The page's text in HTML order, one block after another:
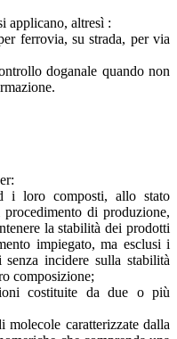
applicano, altresì :
ferrovia, su strada, per via
doganale quando non
i loro composti, allo stato
di produzione,
la stabilità dei prodotti
impiegato, ma esclusi i
incidere sulla stabilità
composizione;
costituite da due o più
molecole caratterizzate dalla